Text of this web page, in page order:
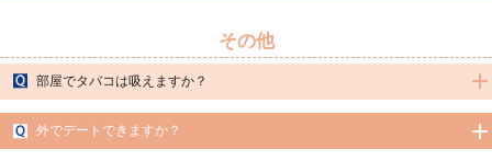
紹介させていただいておりますのでご安心下さい。また、セラピストのタイプにこ
だわりのあるお客様も遠慮なくお申し付け下さい。可能な限りご対応させていただ
きます。接待で代理でのご予約も可能となります。
その他
部屋でタバコは吸えますか？
A.申し訳ございません。当店は全室禁煙となっております。あらかじめご了承くだ
さいませ。外でデートできますか？